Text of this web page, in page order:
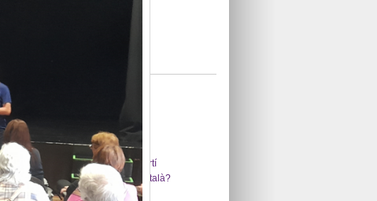
Club de lectura
Enxarxa't al barri
General
Gent de Sant Martí
I tu, jugues en català?
Lectura